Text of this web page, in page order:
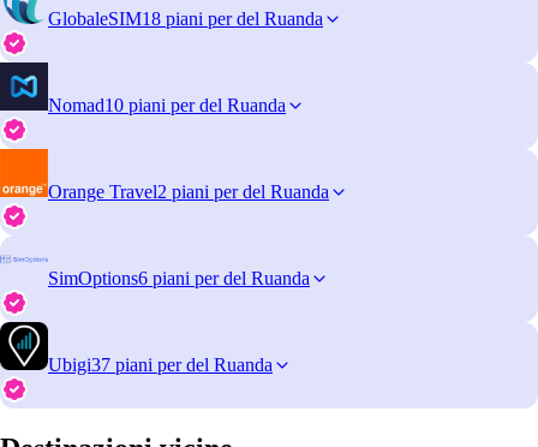
GlobaleSIM18 piani per del Ruanda
Nomad10 piani per del Ruanda
Orange Travel2 piani per del Ruanda
SimOptions6 piani per del Ruanda
Ubigi37 piani per del Ruanda